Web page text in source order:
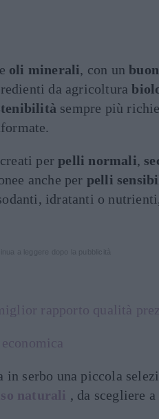
e oli minerali, con unbuon
da agricoltura
sempre più
perpelli normali,
anche per pelli
idratanti o
rapporto qualità
in serbo una piccola
naturali , da scegliere